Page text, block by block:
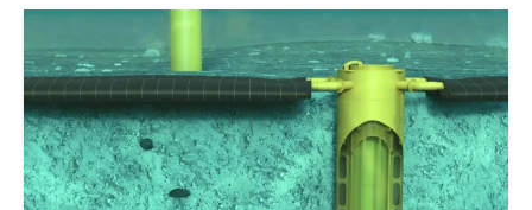
روانشناسی
مراکز پزشکی و دارویی
فرهنگ و هنر
سینما و تئاتر
تلویزیون